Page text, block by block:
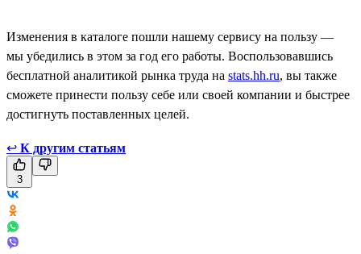
Изменения в каталоге пошли нашему сервису на пользу —
мы убедились в этом за год его работы. Воспользовавшись
бесплатной аналитикой рынка труда на stats.hh.ru, вы также
сможете принести пользу себе или своей компании и быстрее
достигнуть поставленных целей.
↩ К другим статьям
3